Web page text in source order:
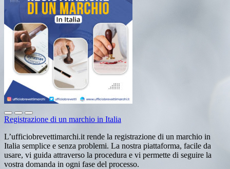
Registrazione di un marchio in Italia
L’ufficiobrevettimarchi.it rende la registrazione di un marchio in
Italia semplice e senza problemi. La nostra piattaforma, facile da
usare, vi guida attraverso la procedura e vi permette di seguire la
vostra domanda in ogni fase del processo.